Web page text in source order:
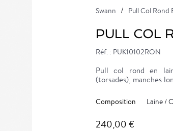
Swann Pull Col Rond
PULL COL
Réf. : PUK10102RON
Pull col rond en
(torsades), manches
Composition Laine /
240,00 €